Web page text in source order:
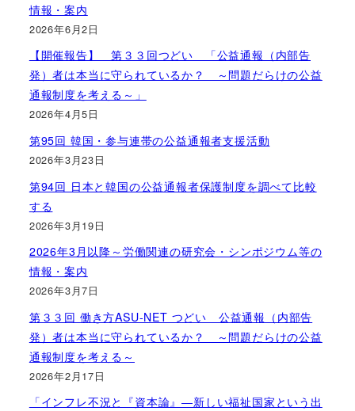
情報・案内
2026年6月2日
【開催報告】 第３３回つどい 「公益通報（内部告
発）者は本当に守られているか？ ～問題だらけの公益
通報制度を考える～」
2026年4月5日
第95回 韓国・参与連帯の公益通報者支援活動
2026年3月23日
第94回 日本と韓国の公益通報者保護制度を調べて比較
する
2026年3月19日
2026年3月以降～労働関連の研究会・シンポジウム等の
情報・案内
2026年3月7日
第３３回 働き方ASU-NET つどい 公益通報（内部告
発）者は本当に守られているか？ ～問題だらけの公益
通報制度を考える～
2026年2月17日
「インフレ不況と『資本論』―新しい福祉国家という出